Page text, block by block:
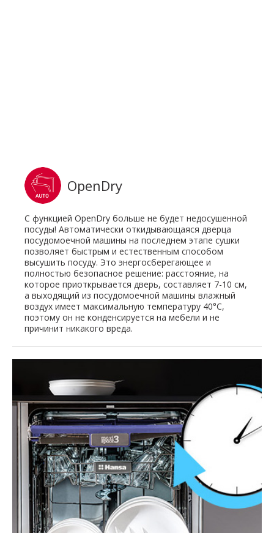
OpenDry
С функцией OpenDry больше не будет недосушенной
посуды! Автоматически откидывающаяся дверца
посудомоечной машины на последнем этапе сушки
позволяет быстрым и естественным способом
высушить посуду. Это энергосберегающее и
полностью безопасное решение: расстояние, на
которое приоткрывается дверь, составляет 7-10 см,
а выходящий из посудомоечной машины влажный
воздух имеет максимальную температуру 40°C,
поэтому он не конденсируется на мебели и не
причинит никакого вреда.